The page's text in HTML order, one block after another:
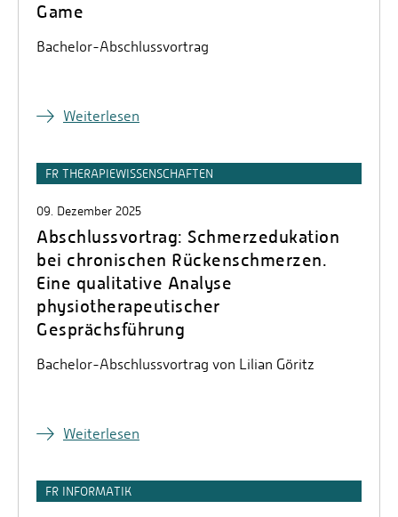
Game
Bachelor-Abschlussvortrag
Weiterlesen
FR THERAPIEWISSENSCHAFTEN
09. Dezember 2025
Abschlussvortrag: Schmerzedukation
bei chronischen Rückenschmerzen.
Eine qualitative Analyse
physiotherapeutischer
Gesprächsführung
Bachelor-Abschlussvortrag von Lilian Göritz
Weiterlesen
FR INFORMATIK